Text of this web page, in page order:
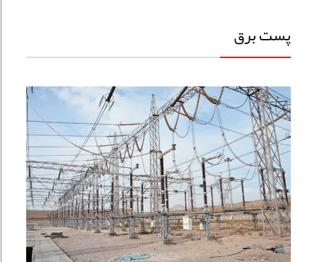
پست برق‎